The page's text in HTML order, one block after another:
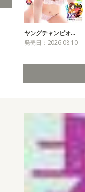
ヤングチャンピオ…
発売日：2026.08.10